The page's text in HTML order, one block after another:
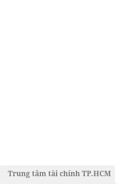
Trung tâm tài chính TP.HCM